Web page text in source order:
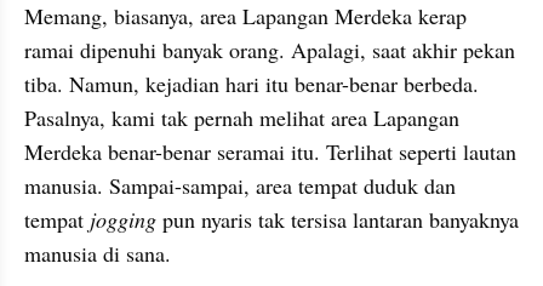
Memang, biasanya, area Lapangan Merdeka kerap
ramai dipenuhi banyak orang. Apalagi, saat akhir pekan
tiba. Namun, kejadian hari itu benar-benar berbeda.
Pasalnya, kami tak pernah melihat area Lapangan
Merdeka benar-benar seramai itu. Terlihat seperti lautan
manusia. Sampai-sampai, area tempat duduk dan
tempat jogging pun nyaris tak tersisa lantaran banyaknya
manusia di sana.